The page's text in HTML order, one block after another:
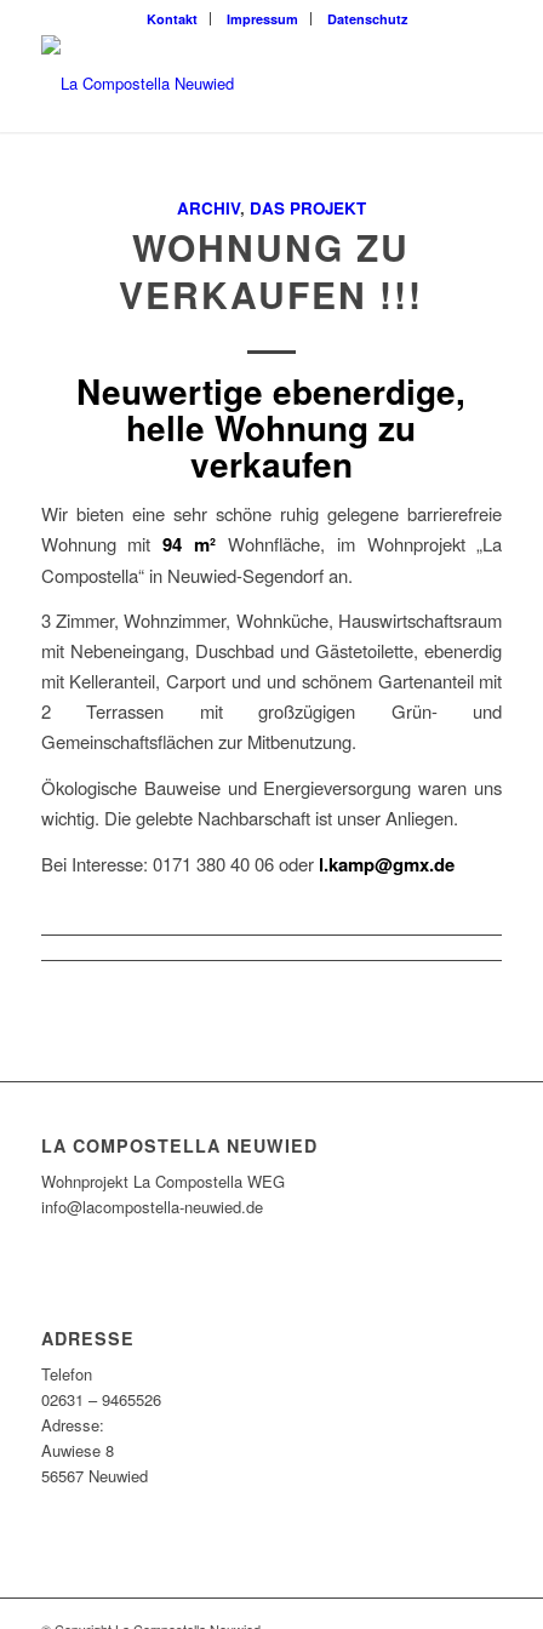
Kontakt Impressum Datenschutz
ARCHIV, DAS PROJEKT
WOHNUNG ZU
VERKAUFEN !!!
Neuwertige ebenerdige,
helle Wohnung zu
verkaufen
Wir bieten eine sehr schöne ruhig gelegene barrierefreie
Wohnung mit94 m² Wohnfläche, im Wohnprojekt „La
Compostella“ in Neuwied-Segendorf an.
3 Zimmer, Wohnzimmer, Wohnküche, Hauswirtschaftsraum
mit Nebeneingang, Duschbad und Gästetoilette, ebenerdig
mit Kelleranteil, Carport und und schönem Gartenanteil mit
2 Terrassen mit großzügigen Grün- und
Gemeinschaftsflächen zur Mitbenutzung.
Ökologische Bauweise und Energieversorgung waren uns
wichtig. Die gelebte Nachbarschaft ist unser Anliegen.
Bei Interesse: 0171 380 40 06 oder l.kamp@gmx.de
LA COMPOSTELLA NEUWIED
Wohnprojekt La Compostella WEG
info@lacompostella-neuwied.de
ADRESSE
Telefon
02631 – 9465526
Adresse:
Auwiese 8
56567 Neuwied